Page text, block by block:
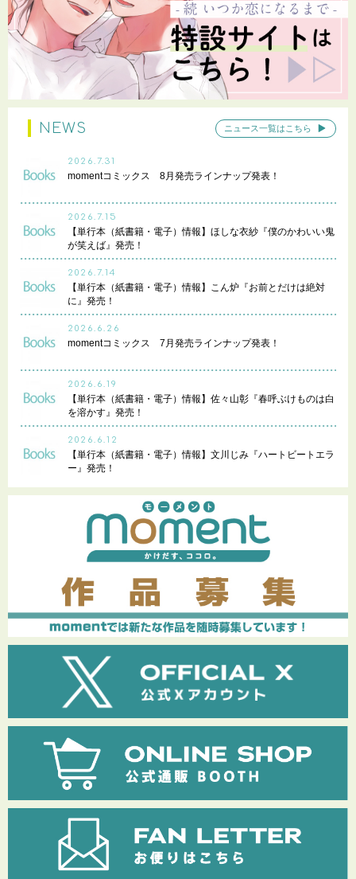
NEWS ニュース一覧はこちら
2026.7.31
momentコミックス 8月発売ラインナップ発表！
2026.7.15
【単行本（紙書籍・電子）情報】ほしな衣紗『僕のかわいい鬼
が笑えば』発売！
2026.7.14
【単行本（紙書籍・電子）情報】こん炉『お前とだけは絶対
に』発売！
2026.6.26
momentコミックス 7月発売ラインナップ発表！
2026.6.19
【単行本（紙書籍・電子）情報】佐々山彰『春呼ぶけものは白
を溶かす』発売！
2026.6.12
【単行本（紙書籍・電子）情報】文川じみ『ハートビートエラ
ー』発売！